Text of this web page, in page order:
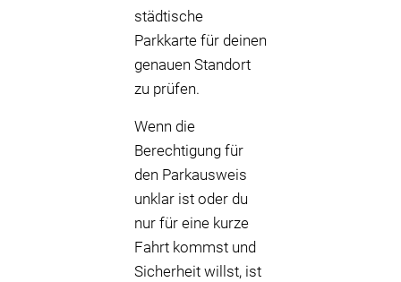
städtische
Parkkarte für deinen
genauen Standort
zu prüfen.
Wenn die
Berechtigung für
den Parkausweis
unklar ist oder du
nur für eine kurze
Fahrt kommst und
Sicherheit willst, ist